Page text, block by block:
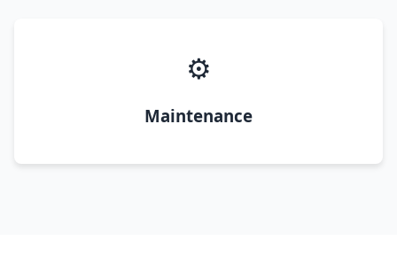
⚙️
Maintenance